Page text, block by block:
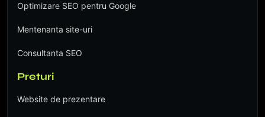
Optimizare SEO pentru Google
Mentenanta site-uri
Consultanta SEO
Preturi
Website de prezentare